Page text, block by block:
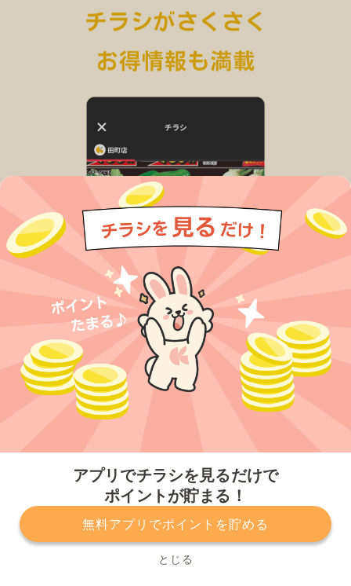
アプリでチラシを見るだけで
ポイントが貯まる！
無料アプリでポイントを貯める
とじる
プライバシーポリシー 利用規約
運営会社
サービスに関してのお問い合わせ